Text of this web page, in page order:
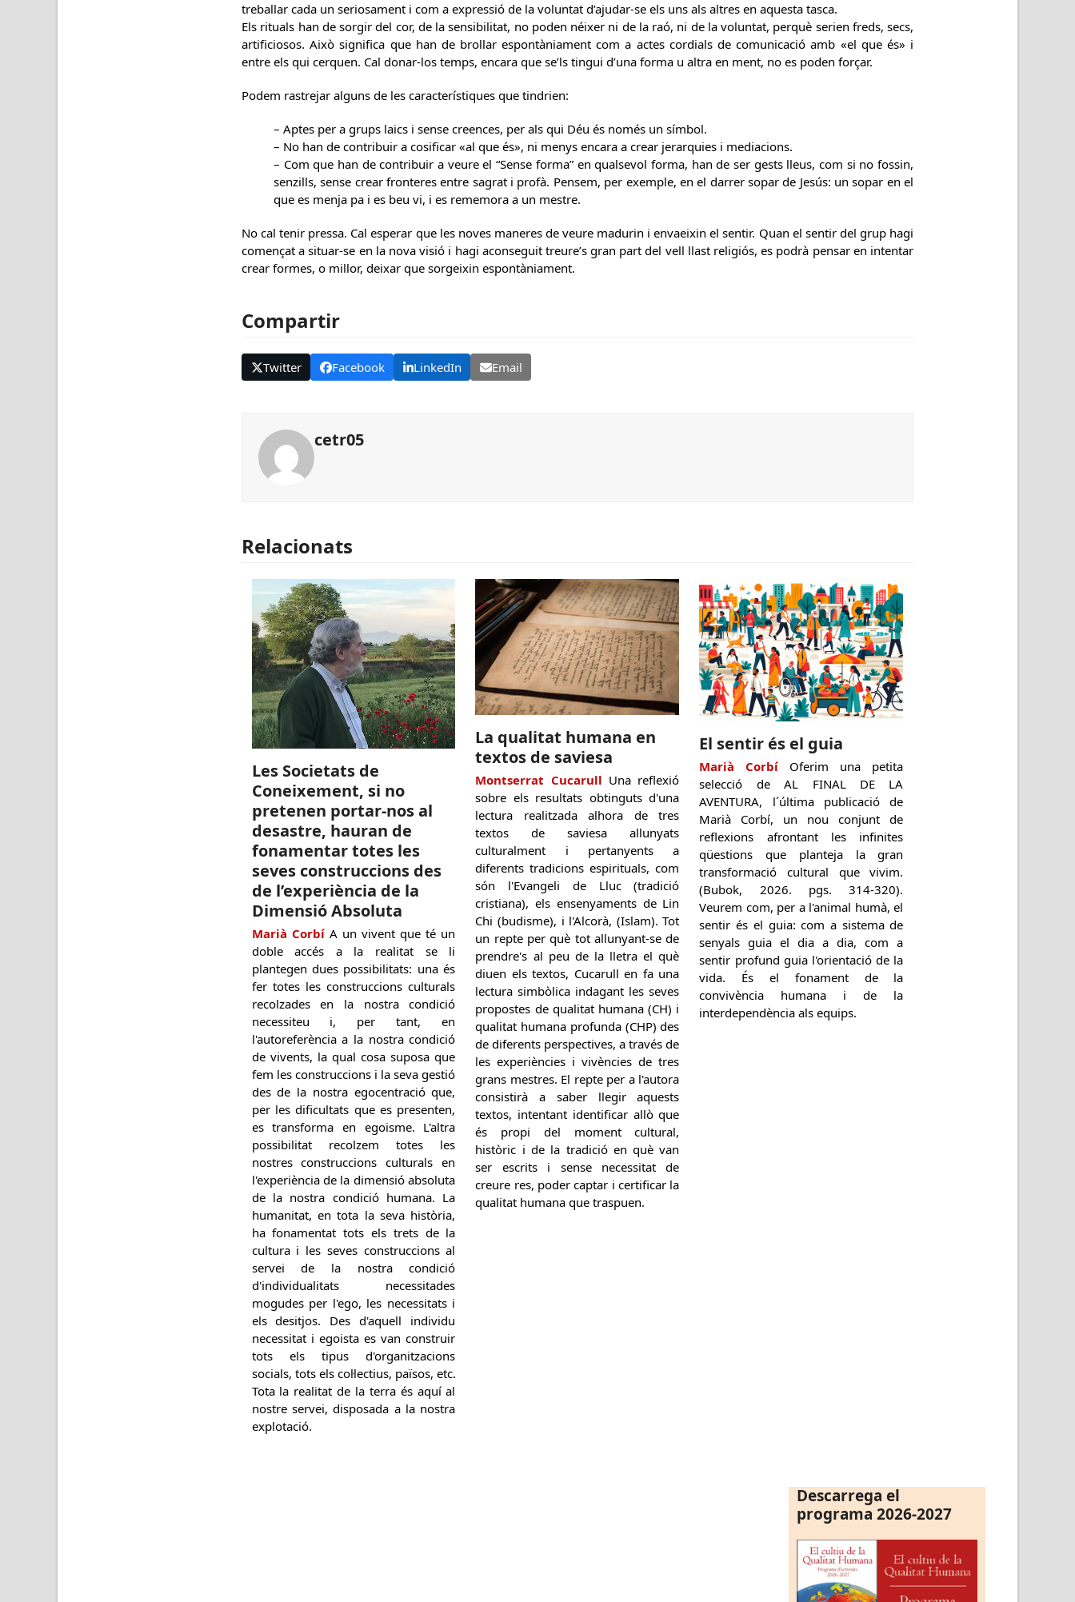
treballar cada un seriosament i com a expressió de la voluntat d’ajudar-se els uns als altres en aquesta tasca.
Els rituals han de sorgir del cor, de la sensibilitat, no poden néixer ni de la raó, ni de la voluntat, perquè serien freds, secs,
artificiosos. Això significa que han de brollar espontàniament com a actes cordials de comunicació amb «el que és» i
entre els qui cerquen. Cal donar-los temps, encara que se’ls tingui d’una forma u altra en ment, no es poden forçar.
Podem rastrejar alguns de les característiques que tindrien:
– Aptes per a grups laics i sense creences, per als qui Déu és només un símbol.
– No han de contribuir a cosificar «al que és», ni menys encara a crear jerarquies i mediacions.
– Com que han de contribuir a veure el “Sense forma” en qualsevol forma, han de ser gests lleus, com si no fossin,
senzills, sense crear fronteres entre sagrat i profà. Pensem, per exemple, en el darrer sopar de Jesús: un sopar en el
que es menja pa i es beu vi, i es rememora a un mestre.
No cal tenir pressa. Cal esperar que les noves maneres de veure madurin i envaeixin el sentir. Quan el sentir del grup hagi
començat a situar-se en la nova visió i hagi aconseguit treure’s gran part del vell llast religiós, es podrà pensar en intentar
crear formes, o millor, deixar que sorgeixin espontàniament.
Compartir
Twitter Facebook LinkedIn Email
cetr05
Relacionats
Les Societats de
Coneixement, si no
pretenen portar-nos al
desastre, hauran de
fonamentar totes les
seves construccions des
de l’experiència de la
Dimensió Absoluta
Marià CorbíA un vivent que té un
doble accés a la realitat se li
plantegen dues possibilitats: una és
fer totes les construccions culturals
recolzades en la nostra condició
necessiteu i, per tant, en
l'autoreferència a la nostra condició
de vivents, la qual cosa suposa que
fem les construccions i la seva gestió
des de la nostra egocentració que,
per les dificultats que es presenten,
es transforma en egoisme. L'altra
possibilitat recolzem totes les
nostres construccions culturals en
l'experiència de la dimensió absoluta
de la nostra condició humana. La
humanitat, en tota la seva història,
ha fonamentat tots els trets de la
cultura i les seves construccions al
servei de la nostra condició
d'individualitats necessitades
mogudes per l'ego, les necessitats i
els desitjos. Des d'aquell individu
necessitat i egoista es van construir
tots els tipus d'organitzacions
socials, tots els col·lectius, països, etc.
Tota la realitat de la terra és aquí al
nostre servei, disposada a la nostra
explotació.
La qualitat humana en
textos de saviesa
Montserrat Cucarull Una reflexió
sobre els resultats obtinguts d'una
lectura realitzada alhora de tres
textos de saviesa allunyats
culturalment i pertanyents a
diferents tradicions espirituals, com
són l'Evangeli de Lluc (tradició
cristiana), els ensenyaments de Lin
Chi (budisme), i l'Alcorà, (Islam). Tot
un repte per què tot allunyant-se de
prendre's al peu de la lletra el què
diuen els textos, Cucarull en fa una
lectura simbòlica indagant les seves
propostes de qualitat humana (CH) i
qualitat humana profunda (CHP) des
de diferents perspectives, a través de
les experiències i vivències de tres
grans mestres. El repte per a l'autora
consistirà a saber llegir aquests
textos, intentant identificar allò que
és propi del moment cultural,
històric i de la tradició en què van
ser escrits i sense necessitat de
creure res, poder captar i certificar la
qualitat humana que traspuen.
El sentir és el guia
Marià Corbí Oferim una petita
selecció de AL FINAL DE LA
AVENTURA, l´última publicació de
Marià Corbí, un nou conjunt de
reflexions afrontant les infinites
qüestions que planteja la gran
transformació cultural que vivim.
(Bubok, 2026. pgs. 314-320).
Veurem com, per a l'animal humà, el
sentir és el guia: com a sistema de
senyals guia el dia a dia, com a
sentir profund guia l'orientació de la
vida. És el fonament de la
convivència humana i de la
interdependència als equips.
Descarrega el
programa 2026-2027